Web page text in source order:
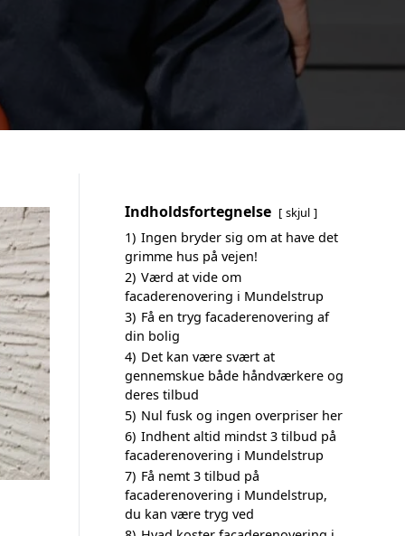
Indholdsfortegnelse skjul
1) Ingen bryder sig om at have det
grimme hus på vejen!
2) Værd at vide om
facaderenovering i Mundelstrup
3) Få en tryg facaderenovering af
din bolig
4) Det kan være svært at
gennemskue både håndværkere og
deres tilbud
5) Nul fusk og ingen overpriser her
6) Indhent altid mindst 3 tilbud på
facaderenovering i Mundelstrup
7) Få nemt 3 tilbud på
facaderenovering i Mundelstrup,
du kan være tryg ved